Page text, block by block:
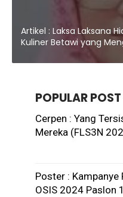
Artikel : Laksa Laksana
Kuliner Betawi yang
POPULAR POST
Cerpen : Yang
Mereka (FLS3N
Poster : Kampanye
OSIS 2024 Paslon 1